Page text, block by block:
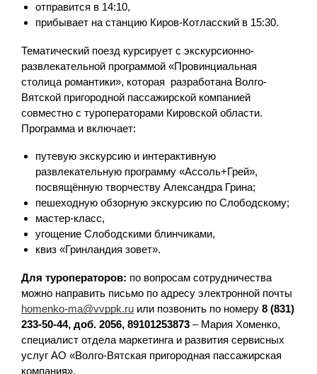
отправится в 14:10,
прибывает на станцию Киров-Котласский в 15:30.
Тематический поезд курсирует с экскурсионно-
развлекательной программой «Провинциальная
столица романтики», которая разработана Волго-
Вятской пригородной пассажирской компанией
совместно с туроператорами Кировской области.
Программа и включает:
путевую экскурсию и интерактивную
развлекательную программу «Ассоль+Грей»,
посвящённую творчеству Александра Грина;
пешеходную обзорную экскурсию по Слободскому;
мастер-класс,
угощение Слободскими блинчиками,
квиз «Гринландия зовет».
Для туроператоров: по вопросам сотрудничества
можно направить письмо по адресу электронной почты
homenko-ma@vvppk.ru или позвонить по номеру 8 (831)
233-50-44, доб. 2056, 89101253873 – Мария Хоменко,
специалист отдела маркетинга и развития сервисных
услуг АО «Волго-Вятская пригородная пассажирская
компания».